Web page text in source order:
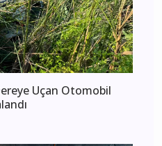
Uçan Otomobil